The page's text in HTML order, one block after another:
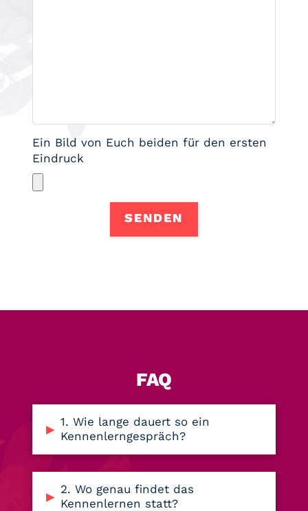
Ein Bild von Euch beiden für den ersten
Eindruck
FAQ
▸ 1. Wie lange dauert so ein
Kennenlerngespräch?
▸ 2. Wo genau findet das
Kennenlernen statt?